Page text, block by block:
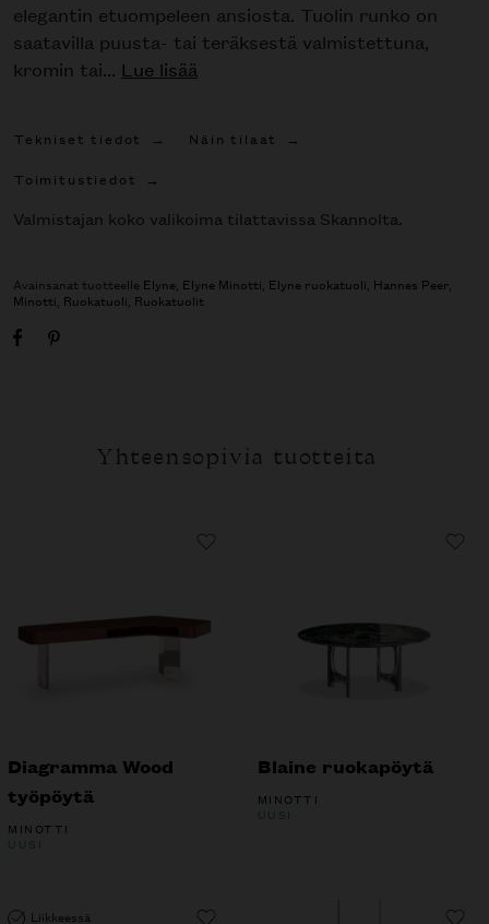
elegantin etuompeleen ansiosta. Tuolin runko on
saatavilla puusta- tai teräksestä valmistettuna,
kromin tai... Lue lisää
Tekniset tiedot
Näin tilaat
Toimitustiedot
Valmistajan koko valikoima tilattavissa Skannolta.
Avainsanat tuotteelle Elyne, Elyne Minotti, Elyne ruokatuoli, Hannes Peer,
Minotti, Ruokatuoli, Ruokatuolit
Yhteensopivia tuotteita
Diagramma Wood
työpöytä
MINOTTI
UUSI
Blaine ruokapöytä
MINOTTI
UUSI
Liikkeessä